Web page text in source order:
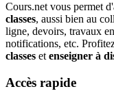
Cours.net vous permet
classes, aussi bien au
ligne, devoirs, travaux
notifications, etc.
classes et enseigner à
Accès rapide